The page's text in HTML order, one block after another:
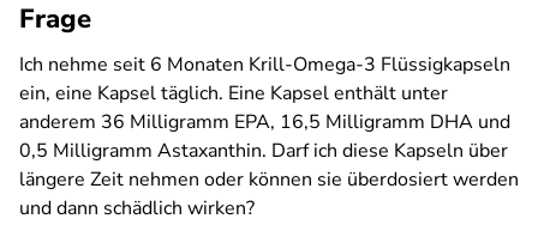
Frage
Ich nehme seit 6 Monaten Krill-Omega-3 Flüssigkapseln
ein, eine Kapsel täglich. Eine Kapsel enthält unter
anderem 36 Milligramm EPA, 16,5 Milligramm DHA und
0,5 Milligramm Astaxanthin. Darf ich diese Kapseln über
längere Zeit nehmen oder können sie überdosiert werden
und dann schädlich wirken?